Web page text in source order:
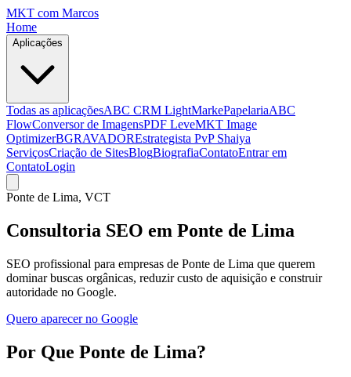
MKT com Marcos
Home
Aplicações
Todas as aplicaçõesABC CRM LightMarkePapelariaABC
FlowConversor de ImagensPDF LeveMKT Image
OptimizerBGRAVADOREstrategista PvP Shaiya
ServiçosCriação de SitesBlogBiografiaContatoEntrar em
ContatoLogin
Ponte de Lima, VCT
Consultoria SEO em Ponte de Lima
SEO profissional para empresas de Ponte de Lima que querem
dominar buscas orgânicas, reduzir custo de aquisição e construir
autoridade no Google.
Quero aparecer no Google
Por Que Ponte de Lima?